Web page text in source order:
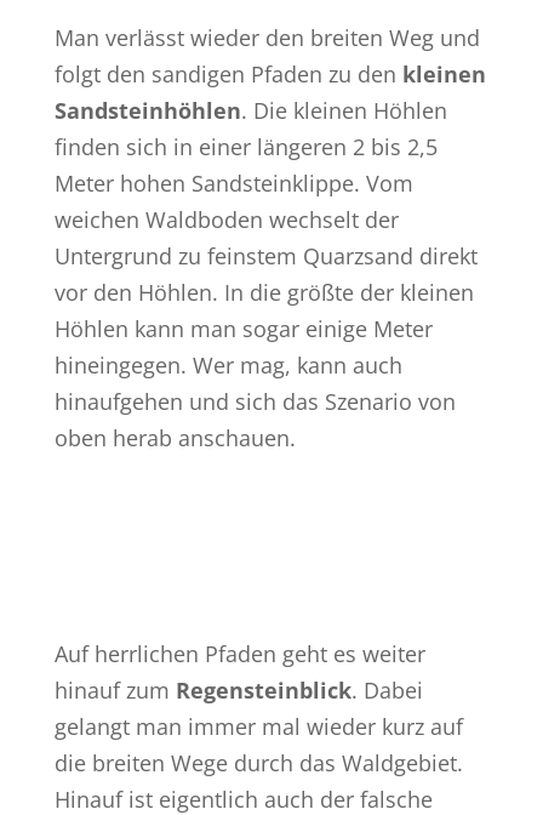
Man verlässt wieder den breiten Weg und
folgt den sandigen Pfaden zu den kleinen
Sandsteinhöhlen. Die kleinen Höhlen
finden sich in einer längeren 2 bis 2,5
Meter hohen Sandsteinklippe. Vom
weichen Waldboden wechselt der
Untergrund zu feinstem Quarzsand direkt
vor den Höhlen. In die größte der kleinen
Höhlen kann man sogar einige Meter
hineingegen. Wer mag, kann auch
hinaufgehen und sich das Szenario von
oben herab anschauen.
Auf herrlichen Pfaden geht es weiter
hinauf zum Regensteinblick. Dabei
gelangt man immer mal wieder kurz auf
die breiten Wege durch das Waldgebiet.
Hinauf ist eigentlich auch der falsche